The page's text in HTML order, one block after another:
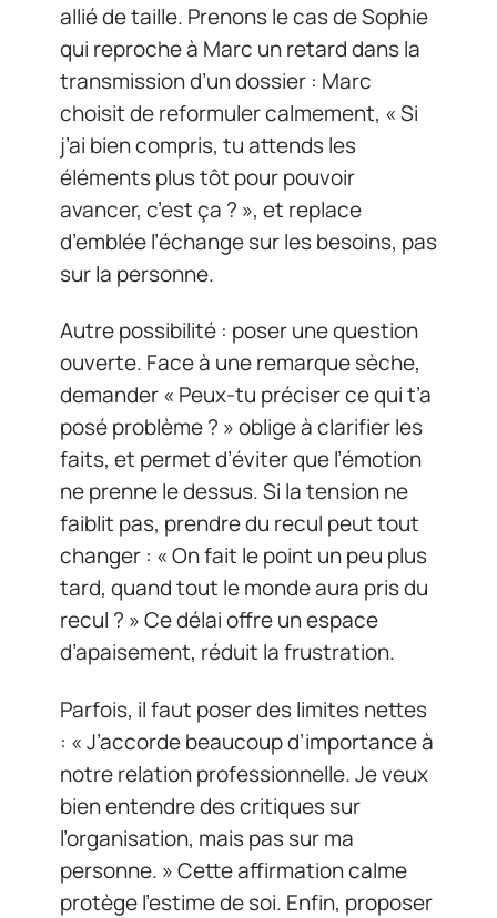
allié de taille. Prenons le cas de Sophie
qui reproche à Marc un retard dans la
transmission d’un dossier : Marc
choisit de reformuler calmement, « Si
j’ai bien compris, tu attends les
éléments plus tôt pour pouvoir
avancer, c’est ça ? », et replace
d’emblée l’échange sur les besoins, pas
sur la personne.
Autre possibilité : poser une question
ouverte. Face à une remarque sèche,
demander « Peux-tu préciser ce qui t’a
posé problème ? » oblige à clarifier les
faits, et permet d’éviter que l’émotion
ne prenne le dessus. Si la tension ne
faiblit pas, prendre du recul peut tout
changer : « On fait le point un peu plus
tard, quand tout le monde aura pris du
recul ? » Ce délai offre un espace
d’apaisement, réduit la frustration.
Parfois, il faut poser des limites nettes
: « J’accorde beaucoup d’importance à
notre relation professionnelle. Je veux
bien entendre des critiques sur
l’organisation, mais pas sur ma
personne. » Cette affirmation calme
protège l’estime de soi. Enfin, proposer